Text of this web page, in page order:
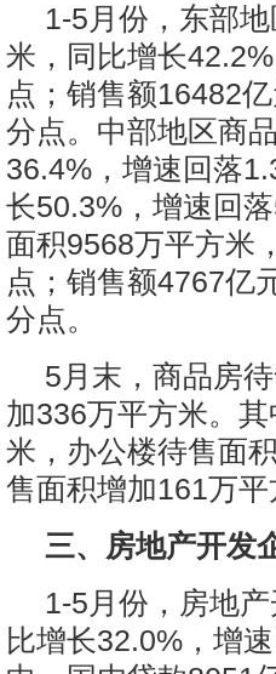
1-5月份，东部
米，同比增长
点；销售额16482
分点。中部地区商
36.4%，增速回落
长50.3%，增速回
面积9568万平方米
点；销售额4767亿
分点。
5月末，商品房
加336万平方米。
米，办公楼待售面
售面积增加161万平
三、房地产开发
1-5月份，房地
比增长32.0%，增